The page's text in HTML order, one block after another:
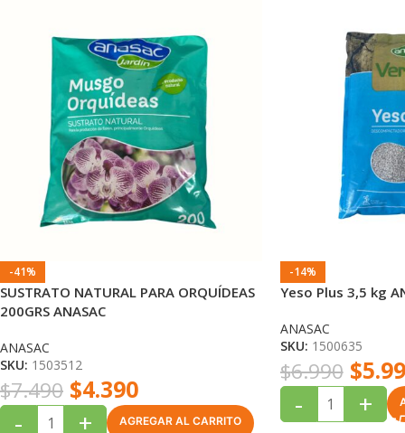
-41%
SUSTRATO NATURAL PARA ORQUÍDEAS
200GRS ANASAC
ANASAC
SKU: 1503512
$7.490 $4.390
- + AGREGAR AL CARRITO
-14%
Yeso Plus 3,5 kg
ANASAC
SKU: 1500635
$6.990 $
- +